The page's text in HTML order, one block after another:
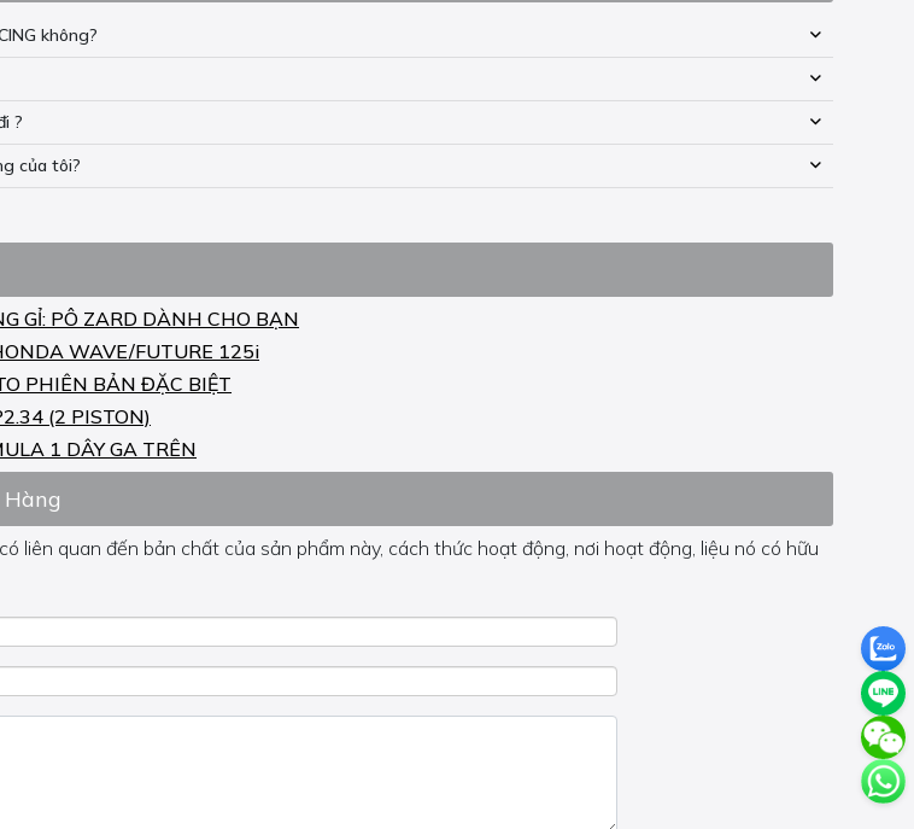
không?
?
của tôi?
GỈ: PÔ ZARD DÀNH CHO BẠN
WAVE/FUTURE 125i
PHIÊN BẢN ĐẶC BIỆT
(2 PISTON)
1 DÂY GA TRÊN
liên quan đến bản chất của sản phẩm này, cách thức hoạt động, nơi hoạt động, liệu nó có hữu
không đặt câu hỏi của bạn ở đây mà bên trong trang đó.